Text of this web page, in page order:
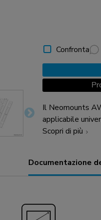
Confronta
Il Neomounts
applicabile
di peso di 75 kg.
montaggio
Scopri di più
Documentazione